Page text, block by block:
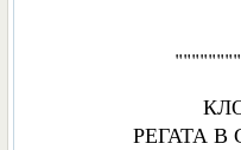
РЕГАТА В